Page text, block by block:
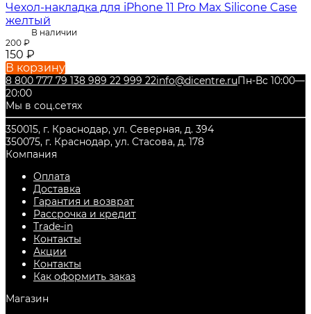
Чехол-накладка для iPhone 11 Pro Max Silicone Case
желтый
В наличии
200 ₽
150 ₽
В корзину
8 800 777 79 138 989 22 999 22info@dicentre.ruПн-Вс 10:00—
20:00
Мы в соц.сетях
350015, г. Краснодар, ул. Северная, д. 394
350075, г. Краснодар, ул. Стасова, д. 178
Компания
Оплата
Доставка
Гарантия и возврат
Рассрочка и кредит
Trade-in
Контакты
Акции
Контакты
Как оформить заказ
Магазин